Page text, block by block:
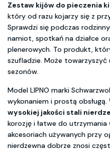
Zestaw kijów do pieczenia
który od razu kojarzy się z
Sprawdzi się podczas
namiot, spotkań na działce
plenerowych. To produkt,
szufladzie. Może towarzyszyć
sezonów.
Model LIPNO marki
wykonaniem i prostą
wysokiej jakości stali
korozję i łatwe do
akcesoriach używanych przy
nierdzewna dobrze znosi